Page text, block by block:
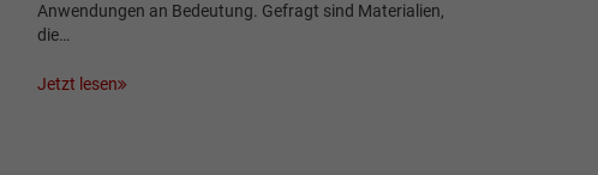
Anwendungen an Bedeutung. Gefragt sind Materialien,
die…
Jetzt lesen